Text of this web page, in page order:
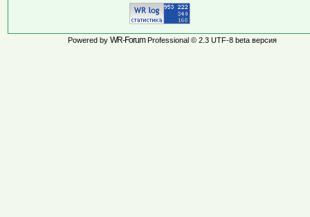
Powered by WR-ForumProfessional © 2.3 UTF-8 beta версия